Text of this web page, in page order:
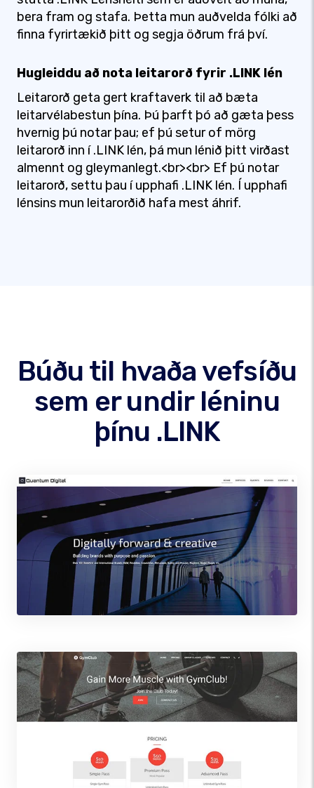
bera fram og stafa. Þetta mun auðvelda fólki að
finna fyrirtækið þitt og segja öðrum frá því.
Hugleiddu að nota leitarorð fyrir .LINK lén
Leitarorð geta gert kraftaverk til að bæta
leitarvélabestun þína. Þú þarft þó að gæta þess
hvernig þú notar þau; ef þú setur of mörg
leitarorð inn í .LINK lén, þá mun lénið þitt virðast
almennt og gleymanlegt.<br><br> Ef þú notar
leitarorð, settu þau í upphafi .LINK lén. Í upphafi
lénsins mun leitarorðið hafa mest áhrif.
Búðu til hvaða vefsíðu
sem er undir léninu
þínu .LINK